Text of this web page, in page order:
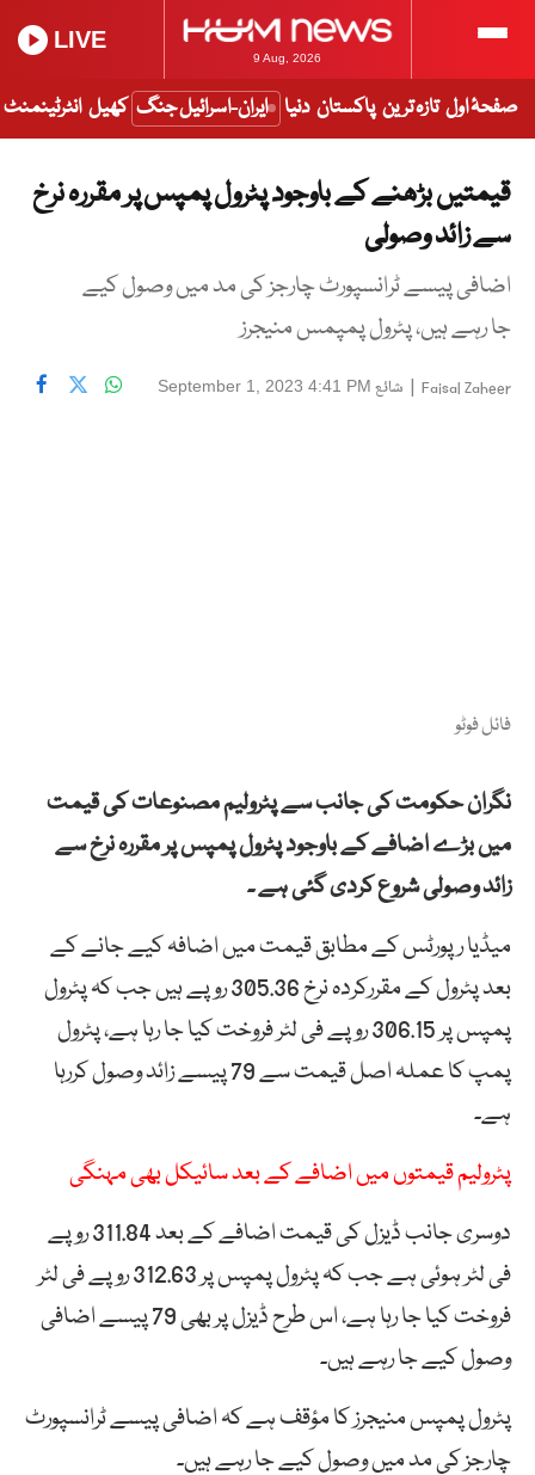
9 Aug, 2026
LIVE
صفحۂ اول تازہ ترین پاکستان دنیا ایران-اسرائیل جنگ کھیل انٹرٹینمنٹ
قیمتیں بڑھنے کے باوجود پٹرول پمپس پر مقررہ نرخ
سے زائد وصولی
اضافی پیسے ٹرانسپورٹ چارجز کی مد میں وصول کیے
جا رہے ہیں، پٹرول پمپمس منیجرز
Faisal Zaheer
| شائع September 1, 2023 4:41 PM
فائل فوٹو
نگران حکومت کی جانب سے پٹرولیم مصنوعات کی قیمت
میں بڑے اضافے کے باوجود پٹرول پمپس پر مقررہ نرخ سے
زائد وصولی شروع کردی گئی ہے ۔
میڈیا رپورٹس کے مطابق قیمت میں اضافہ کیے جانے کے
بعد پٹرول کے مقررکردہ نرخ 305.36 روپے ہیں جب کہ پٹرول
پمپس پر 306.15 روپے فی لٹر فروخت کیا جا رہا ہے، پٹرول
پمپ کا عملہ اصل قیمت سے 79 پیسے زائد وصول کررہا
ہے۔
پٹرولیم قیمتوں میں اضافے کے بعد سائیکل بھی مہنگی
دوسری جانب ڈیزل کی قیمت اضافے کے بعد 311.84 روپے
فی لٹر ہوئی ہے جب کہ پٹرول پمپس پر 312.63 روپے فی لٹر
فروخت کیا جا رہا ہے، اس طرح ڈیزل پر بھی 79 پیسے اضافی
وصول کیے جا رہے ہیں۔
پٹرول پمپس منیجرز کا مؤقف ہے کہ اضافی پیسے ٹرانسپورٹ
چارجز کی مد میں وصول کیے جا رہے ہیں۔